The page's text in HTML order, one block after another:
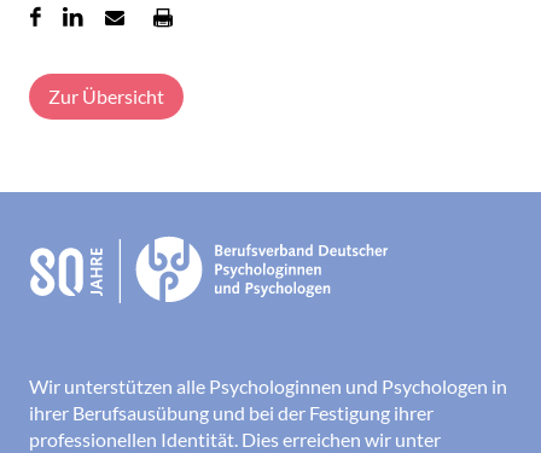
Zur Übersicht
Wir unterstützen alle Psychologinnen und Psychologen in
ihrer Berufsausübung und bei der Festigung ihrer
professionellen Identität. Dies erreichen wir unter